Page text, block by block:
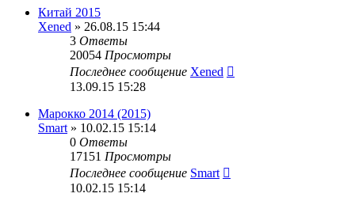
Китай 2015
Xened » 26.08.15 15:44
3 Ответы
20054 Просмотры
Последнее сообщение Xened
13.09.15 15:28
Марокко 2014 (2015)
Smart » 10.02.15 15:14
0 Ответы
17151 Просмотры
Последнее сообщение Smart
10.02.15 15:14